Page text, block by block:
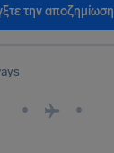
την αποζημίωση
• •